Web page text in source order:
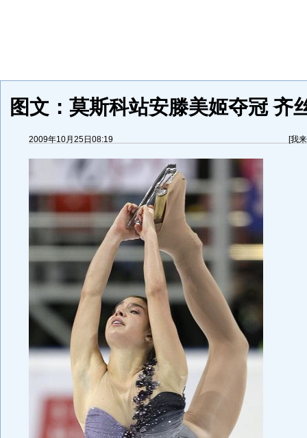
图文：莫斯科站安滕美姬夺冠 齐
2009年10月25日08:19 [我